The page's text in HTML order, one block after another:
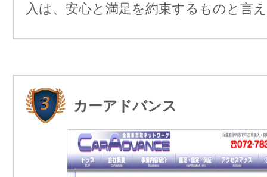
入は、安心と満足を約束するものと言
カーアドバンス